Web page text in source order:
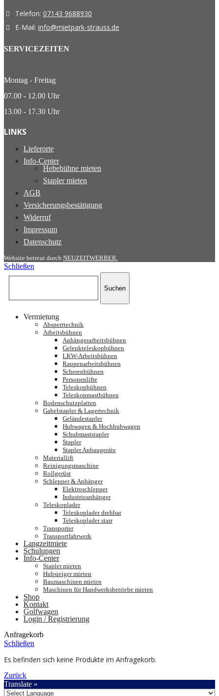
Telefon: 07143 9688930
E-Mail: info@mietpark-strauss.de
SERVICEZEITEN
Montag - Freitag
07.00 - 12.00 Uhr
13.00 - 17.30 Uhr
LINKS
Lieferorte
Info-Center
Hebebühne mieten
Stapler mieten
AGB
Versicherungsbestätigung
Widerruf
Impressum
Datenschutz
Website betreut durch NEUZEITWERBER.
Schließen
Suchen
Vermietung
Absperrtechnik
Arbeitsbühnen
Anhängerarbeitsbühnen
Gelenkteleskopbühnen
LKW-Arbeitsbühnen
Raupenarbeitsbühnen
Scherenbühnen
Personenlifte
Teleskopbühnen
Teleskopmastbühnen
Bodenschutzplatten
Gabelstapler & Lagertechnik
Geländestapler
Hubwagen & Hochhubwagen
Schubmaststapler
Stapler
Stapler Anbaugeräte
Materiallift
Reinigungsmaschine
Rollgerüst
Schlepper & Anhänger
Elektroschlepper
Industrieanhänger
Teleskoplader
Teleskoplader drehbar
Teleskoplader starr
Transporter
Transportfahrwerk
Langzeitmiete
Schulungen
Info-Center
Stapler mieten
Hubsteiger mieten
Baumaschinen mieten
Maschinen für Handwerksbetriebe mieten
Shop
Kontakt
Golfwagen
Login / Registrierung
Anfragekorb
Schließen
Es befinden sich keine Produkte im Anfragekorb.
Zurück
Translate »